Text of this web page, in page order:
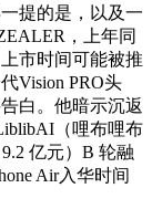
提的是，以及一
，上年同
市时间可能被推
Vision PRO头
白。他暗示沉返
（哩布哩布
亿元）B 轮融
Air入华时间